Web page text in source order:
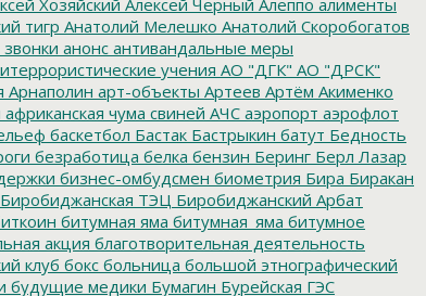
тигр Анатолий Мелешко Анатолий Скоробогатов
анонс антивандальные меры
учения АО "ДГК" АО "ДРСК"
Арнаполин арт-объекты Артеев Артём Акименко
африканская чума свиней АЧС аэропорт аэрофлот
баскетбол Бастак Бастрыкин батут Бедность
безработица белка бензин Беринг Берл Лазар
бизнес-омбудсмен биометрия Бира Биракан
Биробиджанская ТЭЦ Биробиджанский Арбат
битумная яма битумная_яма битумное
акция благотворительная деятельность
клуб бокс больница большой этнографический
будущие медики Бумагин Бурейская ГЭС